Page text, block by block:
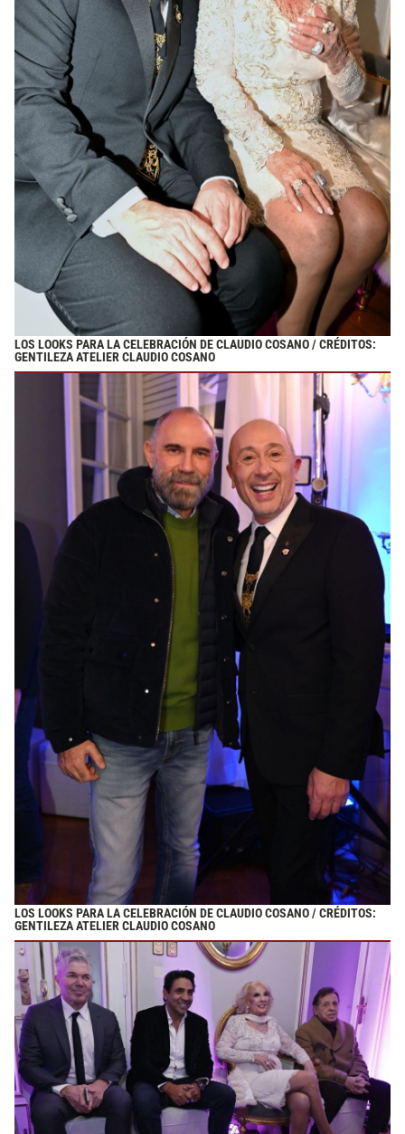
LOS LOOKS PARA LA CELEBRACIÓN DE CLAUDIO COSANO / CRÉDITOS:
GENTILEZA ATELIER CLAUDIO COSANO
LOS LOOKS PARA LA CELEBRACIÓN DE CLAUDIO COSANO / CRÉDITOS:
GENTILEZA ATELIER CLAUDIO COSANO